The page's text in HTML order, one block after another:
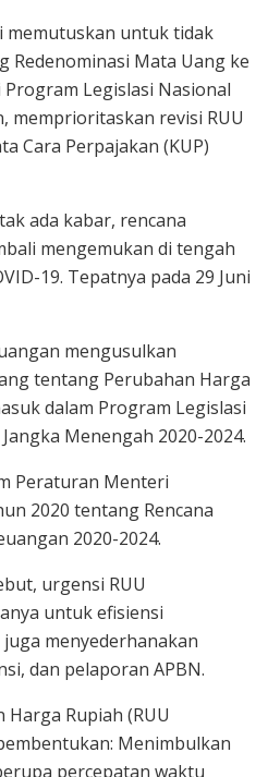
memutuskan untuk tidak
Redenominasi Mata Uang ke
Legislasi Nasional
memprioritaskan revisi RUU
Cara Perpajakan (KUP)
ada kabar, rencana
mengemukan di tengah
19. Tepatnya pada 29 Juni
mengusulkan
tentang Perubahan Harga
dalam Program Legislasi
Menengah 2020-2024.
Peraturan Menteri
2020 tentang Rencana
2020-2024.
urgensi RUU
untuk efisiensi
menyederhanakan
dan pelaporan APBN.
Rupiah (RUU
Menimbulkan
percepatan waktu